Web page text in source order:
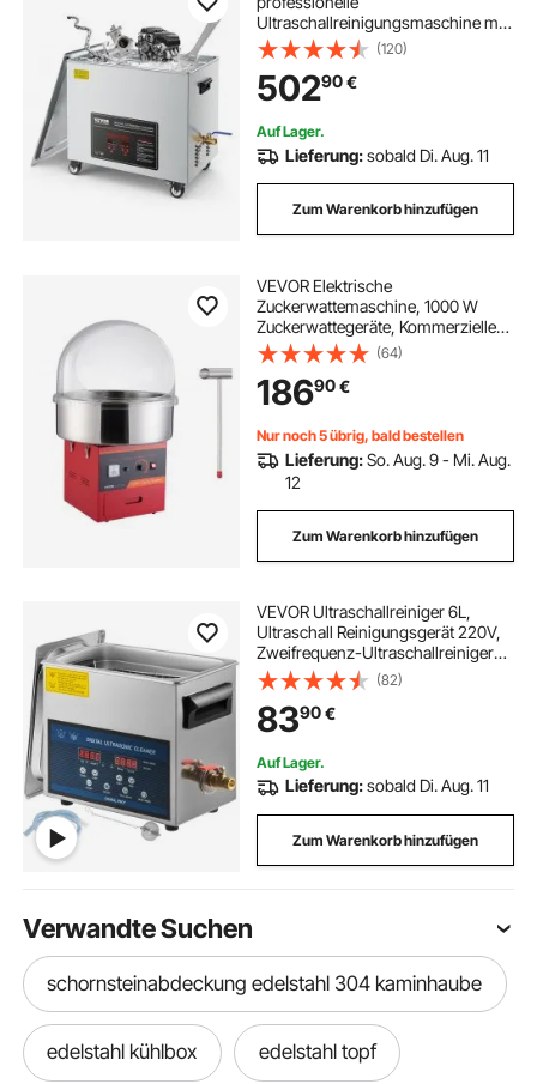
Ultraschallreinigungsmaschine mit
Reinigungskorb & Digitalanzeige,
840 W Edelstahl 40 kHz
Reinigungsmaschine mit Rädern für
Teile Vergaser Instrumente
(120)
50290€
Auf Lager.
Lieferung:sobald Di. Aug. 11
Zum Warenkorb hinzufügen
VEVOR Elektrische
Zuckerwattemaschine, 1000 W
Zuckerwattegeräte, Kommerzielle
Zuckerwattemaschine mit
Abdeckung, Edelstahlschüssel,
Zuckerschaufel, Schublade, Perfekt
für Familienfeiern, Rot
(64)
18690€
Nur noch 5 übrig, bald bestellen
Lieferung:So. Aug. 9 - Mi. Aug.
12
Zum Warenkorb hinzufügen
VEVOR Ultraschallreiniger 6L,
Ultraschall Reinigungsgerät 220V,
Zweifrequenz-Ultraschallreiniger
Edelstahl, Digitaler
Ultraschallreiniger,
Ultraschallreinigungsgerät mit LED-
Anzeige 28 kHz und 40 kHz
(82)
8390€
Auf Lager.
Lieferung:sobald Di. Aug. 11
Zum Warenkorb hinzufügen
Verwandte Suchen
schornsteinabdeckung edelstahl 304 kaminhaube
edelstahl kühlbox edelstahl topf